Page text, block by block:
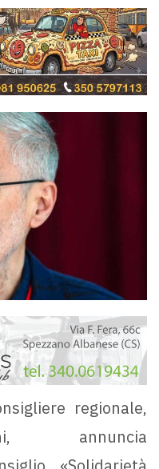
regionale,
annuncia